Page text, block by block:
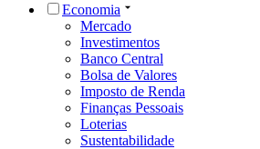
Economia
Mercado
Investimentos
Banco Central
Bolsa de Valores
Imposto de Renda
Finanças Pessoais
Loterias
Sustentabilidade